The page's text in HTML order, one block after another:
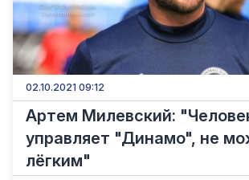
02.10.2021 09:12
Артем Милевский:
управляет "Динамо", не
лёгким"